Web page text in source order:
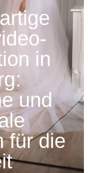
in
und
für die